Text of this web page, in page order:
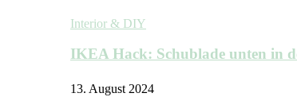
Interior & DIY
IKEA Hack: Schublade unten in
13. August 2024